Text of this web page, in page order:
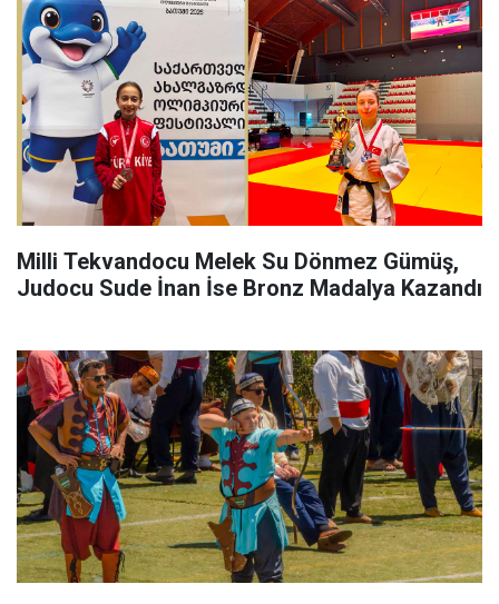
Milli Tekvandocu Melek Su Dönmez Gümüş,
Judocu Sude İnan İse Bronz Madalya Kazandı